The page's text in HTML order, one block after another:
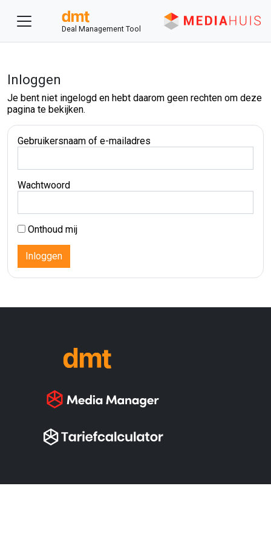
Deal Management Tool
Inloggen
Je bent niet ingelogd en hebt daarom geen rechten om deze
pagina te bekijken.
Gebruikersnaam of e-mailadres
Wachtwoord
Onthoud mij